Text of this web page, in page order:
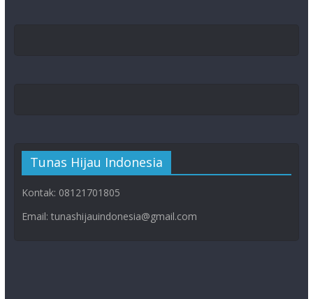
Tunas Hijau Indonesia
Kontak: 08121701805
Email: tunashijauindonesia@gmail.com